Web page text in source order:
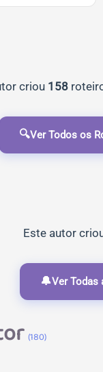
criou 158
🔍Ver Todos os
Este autor
🔔Ver Todas
(180)